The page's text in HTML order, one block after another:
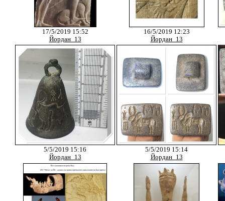
17/5/2019 15:52
Йордан_13
16/5/2019 12:23
Йордан_13
5/5/2019 15:16
Йордан_13
5/5/2019 15:14
Йордан_13